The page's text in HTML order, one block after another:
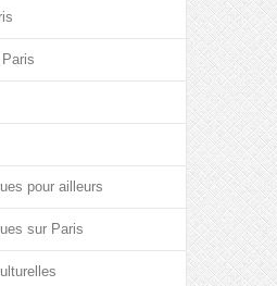
pour ailleurs
sur Paris